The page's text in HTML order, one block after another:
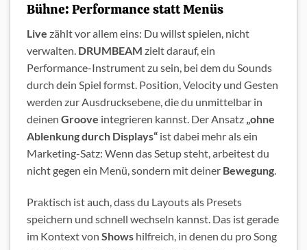
Bühne: Performance statt Menüs
Live zählt vor allem eins: Du willst spielen, nicht
verwalten. DRUMBEAM zielt darauf, ein
Performance-Instrument zu sein, bei dem du Sounds
durch dein Spiel formst. Position, Velocity und Gesten
werden zur Ausdrucksebene, die du unmittelbar in
deinen Groove integrieren kannst. Der Ansatz „ohne
Ablenkung durch Displays“ ist dabei mehr als ein
Marketing-Satz: Wenn das Setup steht, arbeitest du
nicht gegen ein Menü, sondern mit deiner Bewegung.
Praktisch ist auch, dass du Layouts als Presets
speichern und schnell wechseln kannst. Das ist gerade
im Kontext von Shows hilfreich, in denen du pro Song